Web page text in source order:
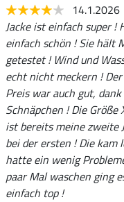
14.1.2026
Jacke ist einfach super !
einfach schön ! Sie hält
getestet ! Wind und
echt nicht meckern !
Preis war auch gut,
Schnäpchen ! Die
ist bereits meine zweite
bei der ersten ! Die
hatte ein wenig
paar Mal waschen ging
einfach top !